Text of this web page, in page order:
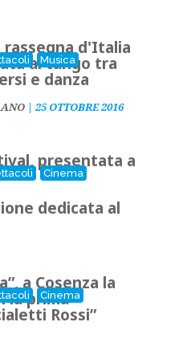
Musica
rassegna d'Italia
al tango tra
e danza
| 25 OTTOBRE 2016
Cinema
presentata a
dedicata al
Cinema
a Cosenza la
la prima
Rossi”